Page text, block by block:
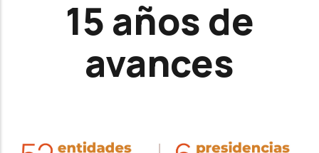
15 años de
avances